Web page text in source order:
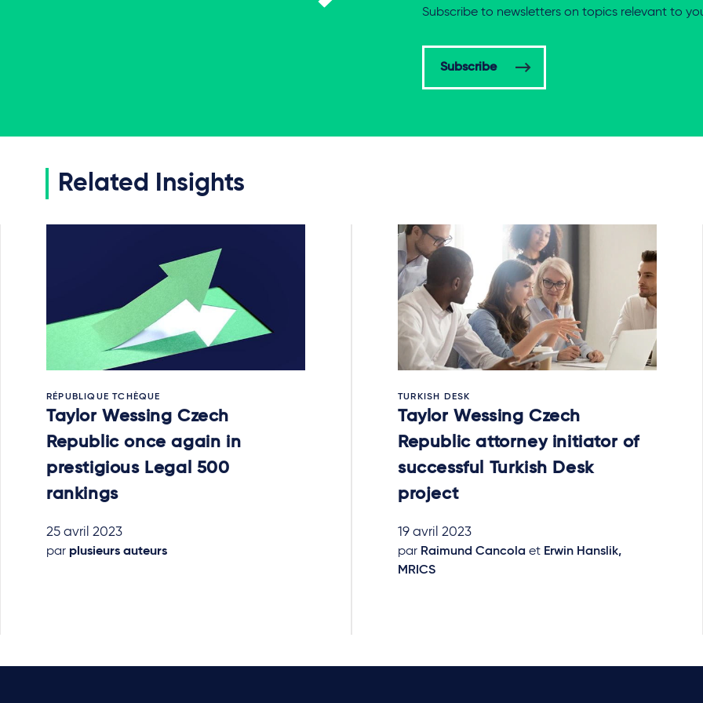
Subscribe to newsletters on topics relevant to
Subscribe
Related Insights
RÉPUBLIQUE TCHÈQUE
Taylor Wessing Czech
Republic once again in
prestigious Legal 500
rankings
25 avril 2023
par plusieurs auteurs
TURKISH DESK
Taylor Wessing Czech
Republic attorney initiator of
successful Turkish Desk
project
19 avril 2023
par Raimund Cancola et Erwin Hanslik,
MRICS